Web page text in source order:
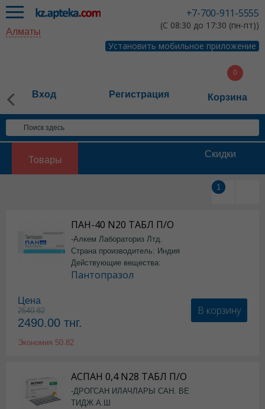
+7-700-911-5555
(С 08:30 до 17:30 (пн-пт))
Установить мобильное приложение
Алматы
Вход Регистрация Корзина
Товары
Скидки
1
ПАН-40 N20 ТАБЛ П/О
-Алкем Лабораториз Лтд.
Страна производитель: Индия
Действующие вещества:
Пантопразол
Цена
2540.82
2490.00 тнг.
Экономия 50.82
В корзину
АСПАН 0,4 N28 ТАБЛ П/О
-ДРОГСАН ИЛАЧЛАРЫ САН. ВЕ
ТИДЖ.А.Ш